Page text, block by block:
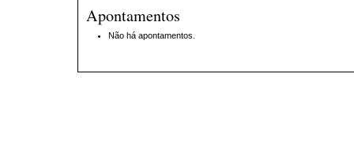
Apontamentos
Não há apontamentos.